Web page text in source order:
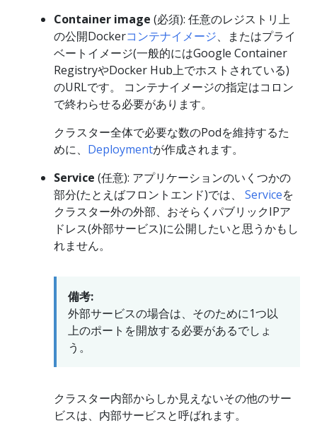
Container image (必須): 任意のレジストリ上
の公開Dockerコンテナイメージ、またはプライ
ベートイメージ(一般的にはGoogle Container
RegistryやDocker Hub上でホストされている)
のURLです。 コンテナイメージの指定はコロン
で終わらせる必要があります。
クラスター全体で必要な数のPodを維持するた
めに、 Deploymentが作成されます。
Service (任意): アプリケーションのいくつかの
部分(たとえばフロントエンド)では、 Serviceを
クラスター外の外部、おそらくパブリックIPア
ドレス(外部サービス)に公開したいと思うかもし
れません。
備考:
外部サービスの場合は、そのために1つ以
上のポートを開放する必要があるでしょ
う。
クラスター内部からしか見えないその他のサー
ビスは、内部サービスと呼ばれます。